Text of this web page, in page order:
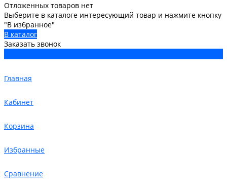
Отложенных товаров нет
Выберите в каталоге интересующий товар и нажмите кнопку
"В избранное"
В каталог
Заказать звонок
Главная
Кабинет
Корзина
Избранные
Сравнение